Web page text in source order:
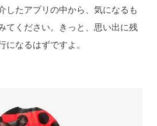
したアプリの中から、気になるも
てください。きっと、思い出に残
になるはずですよ。